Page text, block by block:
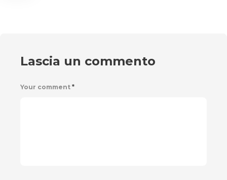
Lascia un commento
Your comment *